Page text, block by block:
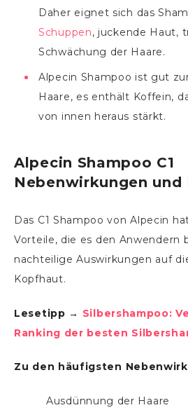
Daher eignet sich das
Schuppen, juckende Haut,
Schwächung der Haare.
Alpecin Shampoo ist gut
Haare, es enthält Koffein,
von innen heraus stärkt.
Alpecin Shampoo C1
Nebenwirkungen und
Das C1 Shampoo von Alpecin
Vorteile, die es den
nachteilige Auswirkungen auf
Kopfhaut.
Lesetipp → Silbershampoo:
Ranking der besten
Zu den häufigsten
Ausdünnung der Haare